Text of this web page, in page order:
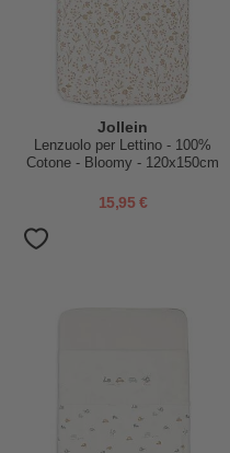
Jollein
Lenzuolo per Lettino - 100%
Cotone - Bloomy - 120x150cm
15,95 €